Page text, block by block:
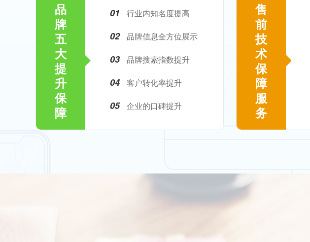
品
牌
五
大
提
升
保
障
01 行业内知名度提高
02 品牌信息全方位展示
03 品牌搜索指数提升
04 客户转化率提升
05 企业的口碑提升
售
前
技
术
保
障
服
务